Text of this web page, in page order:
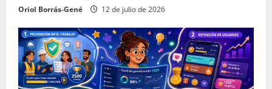
Oriol Borrás-Gené 12 de julio de 2026